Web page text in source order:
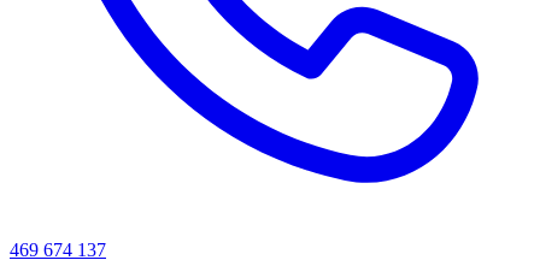
469 674 137